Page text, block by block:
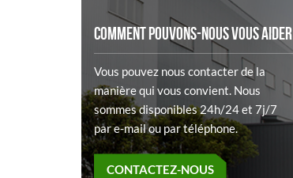
COMMENT POUVONS-NOUS VOUS AIDER
Vous pouvez nous contacter de la
manière qui vous convient. Nous
sommes disponibles 24h/24 et 7j/7
par e-mail ou par téléphone.
CONTACTEZ-NOUS